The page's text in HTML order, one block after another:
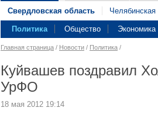
Свердловская область Челябинская
Политика Общество Экономика
Главная страница / Новости / Политика /
Куйвашев поздравил
УрФО
18 мая 2012 19:14